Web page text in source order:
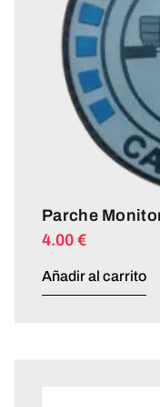
Parche
4.00 €
Añadir al carrito